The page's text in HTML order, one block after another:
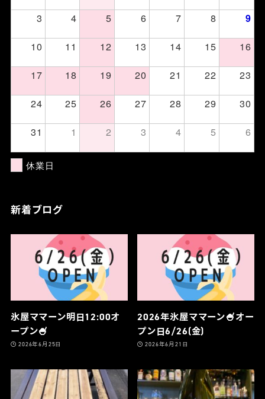
3
4 5 6 7 8 9
10 11 12 13 14 15
16
17
18 19 20 21 22
23
24
25 26 27 28 29
30
31
1 2 3 4 5 6
休業日
新着ブログ
氷屋ママーン明日12:00オ
ープン🍧
2026年6月25日
2026年氷屋ママーン🍧オー
プン日6/26(金)
2026年6月21日